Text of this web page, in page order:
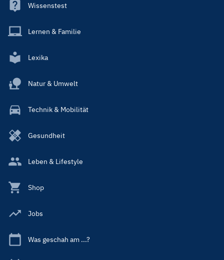
Wissenstest
Lernen & Familie
Lexika
Natur & Umwelt
Technik & Mobilität
Gesundheit
Leben & Lifestyle
Shop
Jobs
Was geschah am ...?